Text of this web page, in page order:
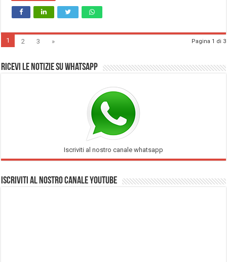
Pagina 1 di 3
1 2 3 »
Ricevi le notizie su Whatsapp
Iscriviti al nostro canale whatsapp
Iscriviti al nostro Canale Youtube